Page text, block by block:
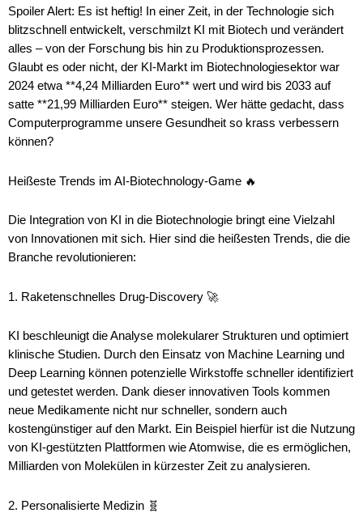
Spoiler Alert: Es ist heftig! In einer Zeit, in der Technologie sich
blitzschnell entwickelt, verschmilzt KI mit Biotech und verändert
alles – von der Forschung bis hin zu Produktionsprozessen.
Glaubt es oder nicht, der KI-Markt im Biotechnologiesektor war
2024 etwa **4,24 Milliarden Euro** wert und wird bis 2033 auf
satte **21,99 Milliarden Euro** steigen. Wer hätte gedacht, dass
Computerprogramme unsere Gesundheit so krass verbessern
können?
Heißeste Trends im AI-Biotechnology-Game 🔥
Die Integration von KI in die Biotechnologie bringt eine Vielzahl
von Innovationen mit sich. Hier sind die heißesten Trends, die die
Branche revolutionieren:
1. Raketenschnelles Drug-Discovery 🚀
KI beschleunigt die Analyse molekularer Strukturen und optimiert
klinische Studien. Durch den Einsatz von Machine Learning und
Deep Learning können potenzielle Wirkstoffe schneller identifiziert
und getestet werden. Dank dieser innovativen Tools kommen
neue Medikamente nicht nur schneller, sondern auch
kostengünstiger auf den Markt. Ein Beispiel hierfür ist die Nutzung
von KI-gestützten Plattformen wie Atomwise, die es ermöglichen,
Milliarden von Molekülen in kürzester Zeit zu analysieren.
2. Personalisierte Medizin 🧬